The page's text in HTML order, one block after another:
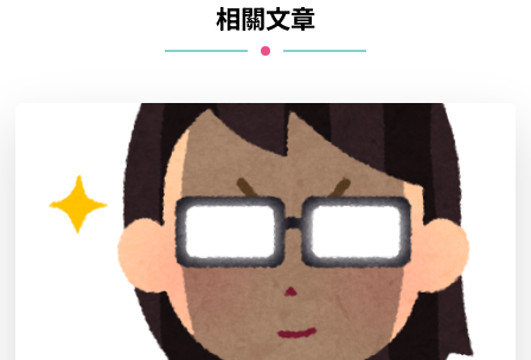
相關文章